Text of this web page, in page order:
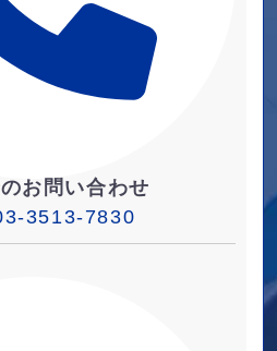
お問い合わせ
3513-7830